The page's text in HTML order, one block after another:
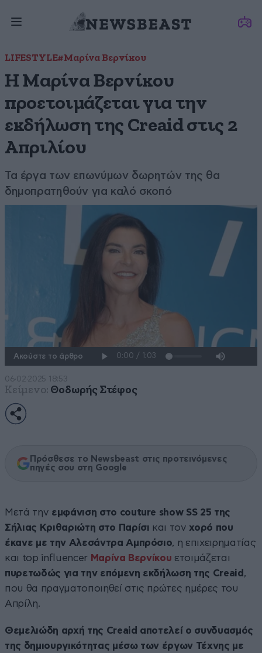
LIFESTYLE#Μαρίνα Βερνίκου
Η Μαρίνα Βερνίκου
προετοιμάζεται για την
εκδήλωση της Creaid στις 2
Απριλίου
Τα έργα των επωνύμων δωρητών της θα
δημοπρατηθούν για καλό σκοπό
Ακούστε το άρθρο
06·02·2025 18:53
Κείμενο: Θοδωρής Στέφος
Πρόσθεσε το Newsbeast στις προτεινόμενες
πηγές σου στη Google
Μετά την εμφάνιση στο couture show SS 25 της
Σήλιας Κριθαριώτη στο Παρίσι και τον χορό που
έκανε με την Αλεσάντρα Αμπρόσιο, η επιχειρηματίας
και top influencer Μαρίνα Βερνίκου ετοιμάζεται
πυρετωδώς για την επόμενη εκδήλωση της Creaid ,
που θα πραγματοποιηθεί στις πρώτες ημέρες του
Απρίλη.
Θεμελιώδη αρχή της Creaid αποτελεί ο συνδυασμός
της δημιουργικότητας μέσω των έργων Τέχνης με